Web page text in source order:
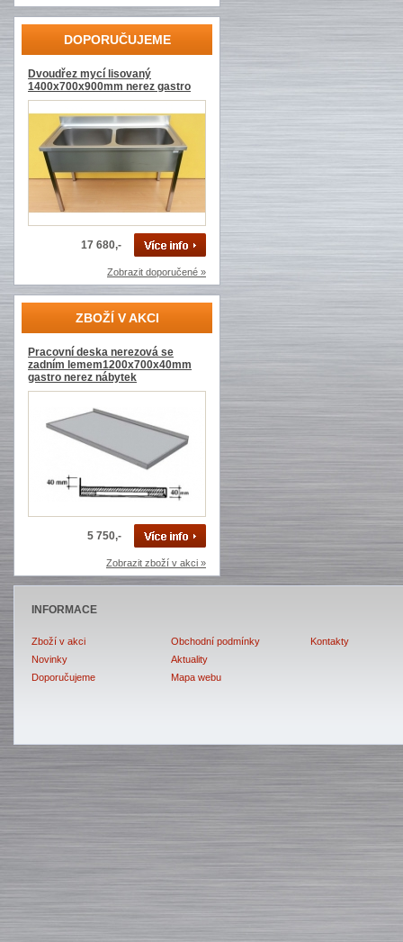
DOPORUČUJEME
Dvoudřez mycí lisovaný
1400x700x900mm nerez gastro
17 680,-
Zobrazit doporučené »
ZBOŽÍ V AKCI
Pracovní deska nerezová se
zadním lemem1200x700x40mm
gastro nerez nábytek
5 750,-
Zobrazit zboží v akci »
INFORMACE
Zboží v akci
Novinky
Doporučujeme
Obchodní podmínky
Aktuality
Mapa webu
Kontakty